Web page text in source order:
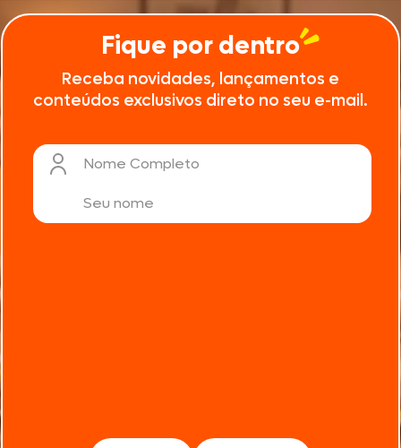
Fique por dentro
Receba novidades, lançamentos e
conteúdos exclusivos direto no seu e-mail.
Nome Completo